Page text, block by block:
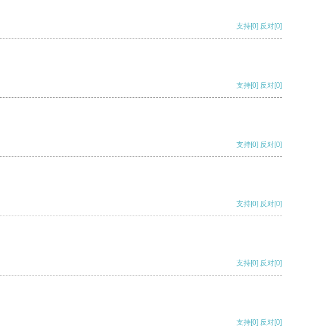
支持[0] 反对[0]
支持[0] 反对[0]
支持[0] 反对[0]
支持[0] 反对[0]
支持[0] 反对[0]
支持[0] 反对[0]